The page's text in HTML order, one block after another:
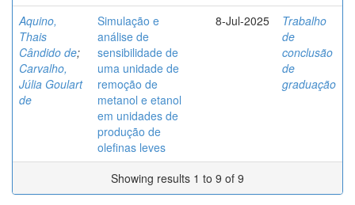
Aquino,
Thais
Cândido de;
Carvalho,
Júlia Goulart
de
Simulação e
análise de
sensibilidade de
uma unidade de
remoção de
metanol e etanol
em unidades de
produção de
olefinas leves
8-Jul-2025
Trabalho
de
conclusão
de
graduação
Showing results 1 to 9 of 9